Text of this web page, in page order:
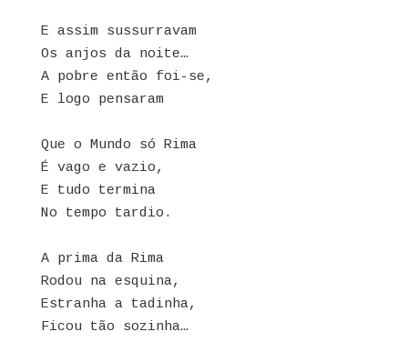
E assim sussurravam
Os anjos da noite…
A pobre então foi-se,
E logo pensaram
Que o Mundo só Rima
É vago e vazio,
E tudo termina
No tempo tardio.
A prima da Rima
Rodou na esquina,
Estranha a tadinha,
Ficou tão sozinha…